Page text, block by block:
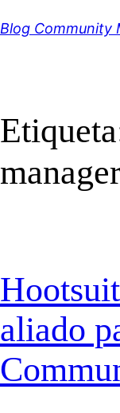
al
Blog Community
aliado